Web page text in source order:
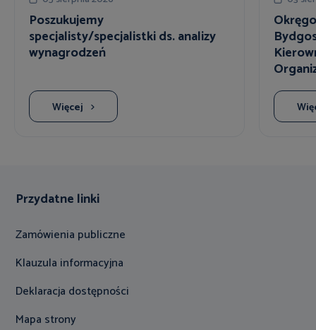
Poszukujemy
specjalisty/specjalistki ds. analizy
wynagrodzeń
Więcej
Przydatne linki
Zamówienia publiczne
Klauzula informacyjna
Deklaracja dostępności
Mapa strony